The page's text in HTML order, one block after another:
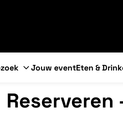
Jouw eventEten &